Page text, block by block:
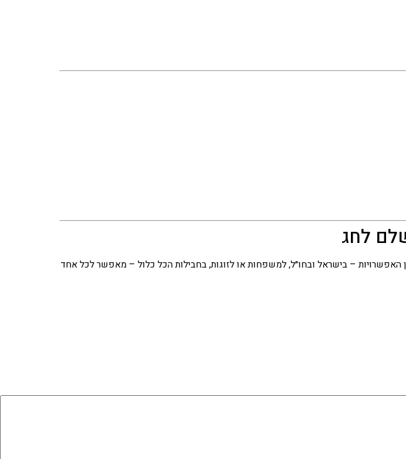
לחג
– בישראל ובחו״ל, למשפחות או לזוגות, בחבילות הכל כלול – מאפשר לכל אחד